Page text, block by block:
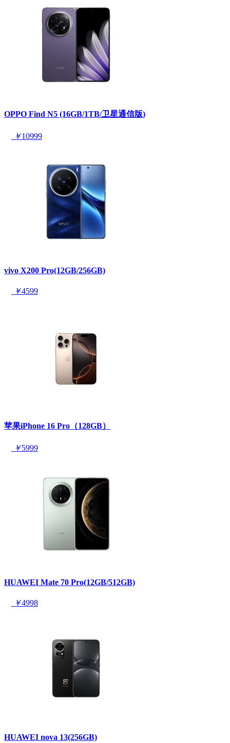
OPPO Find N5 (16GB/1TB/卫星通信版)
￥10999
vivo X200 Pro(12GB/256GB)
￥4599
苹果iPhone 16 Pro（128GB）
￥5999
HUAWEI Mate 70 Pro(12GB/512GB)
￥4998
HUAWEI nova 13(256GB)